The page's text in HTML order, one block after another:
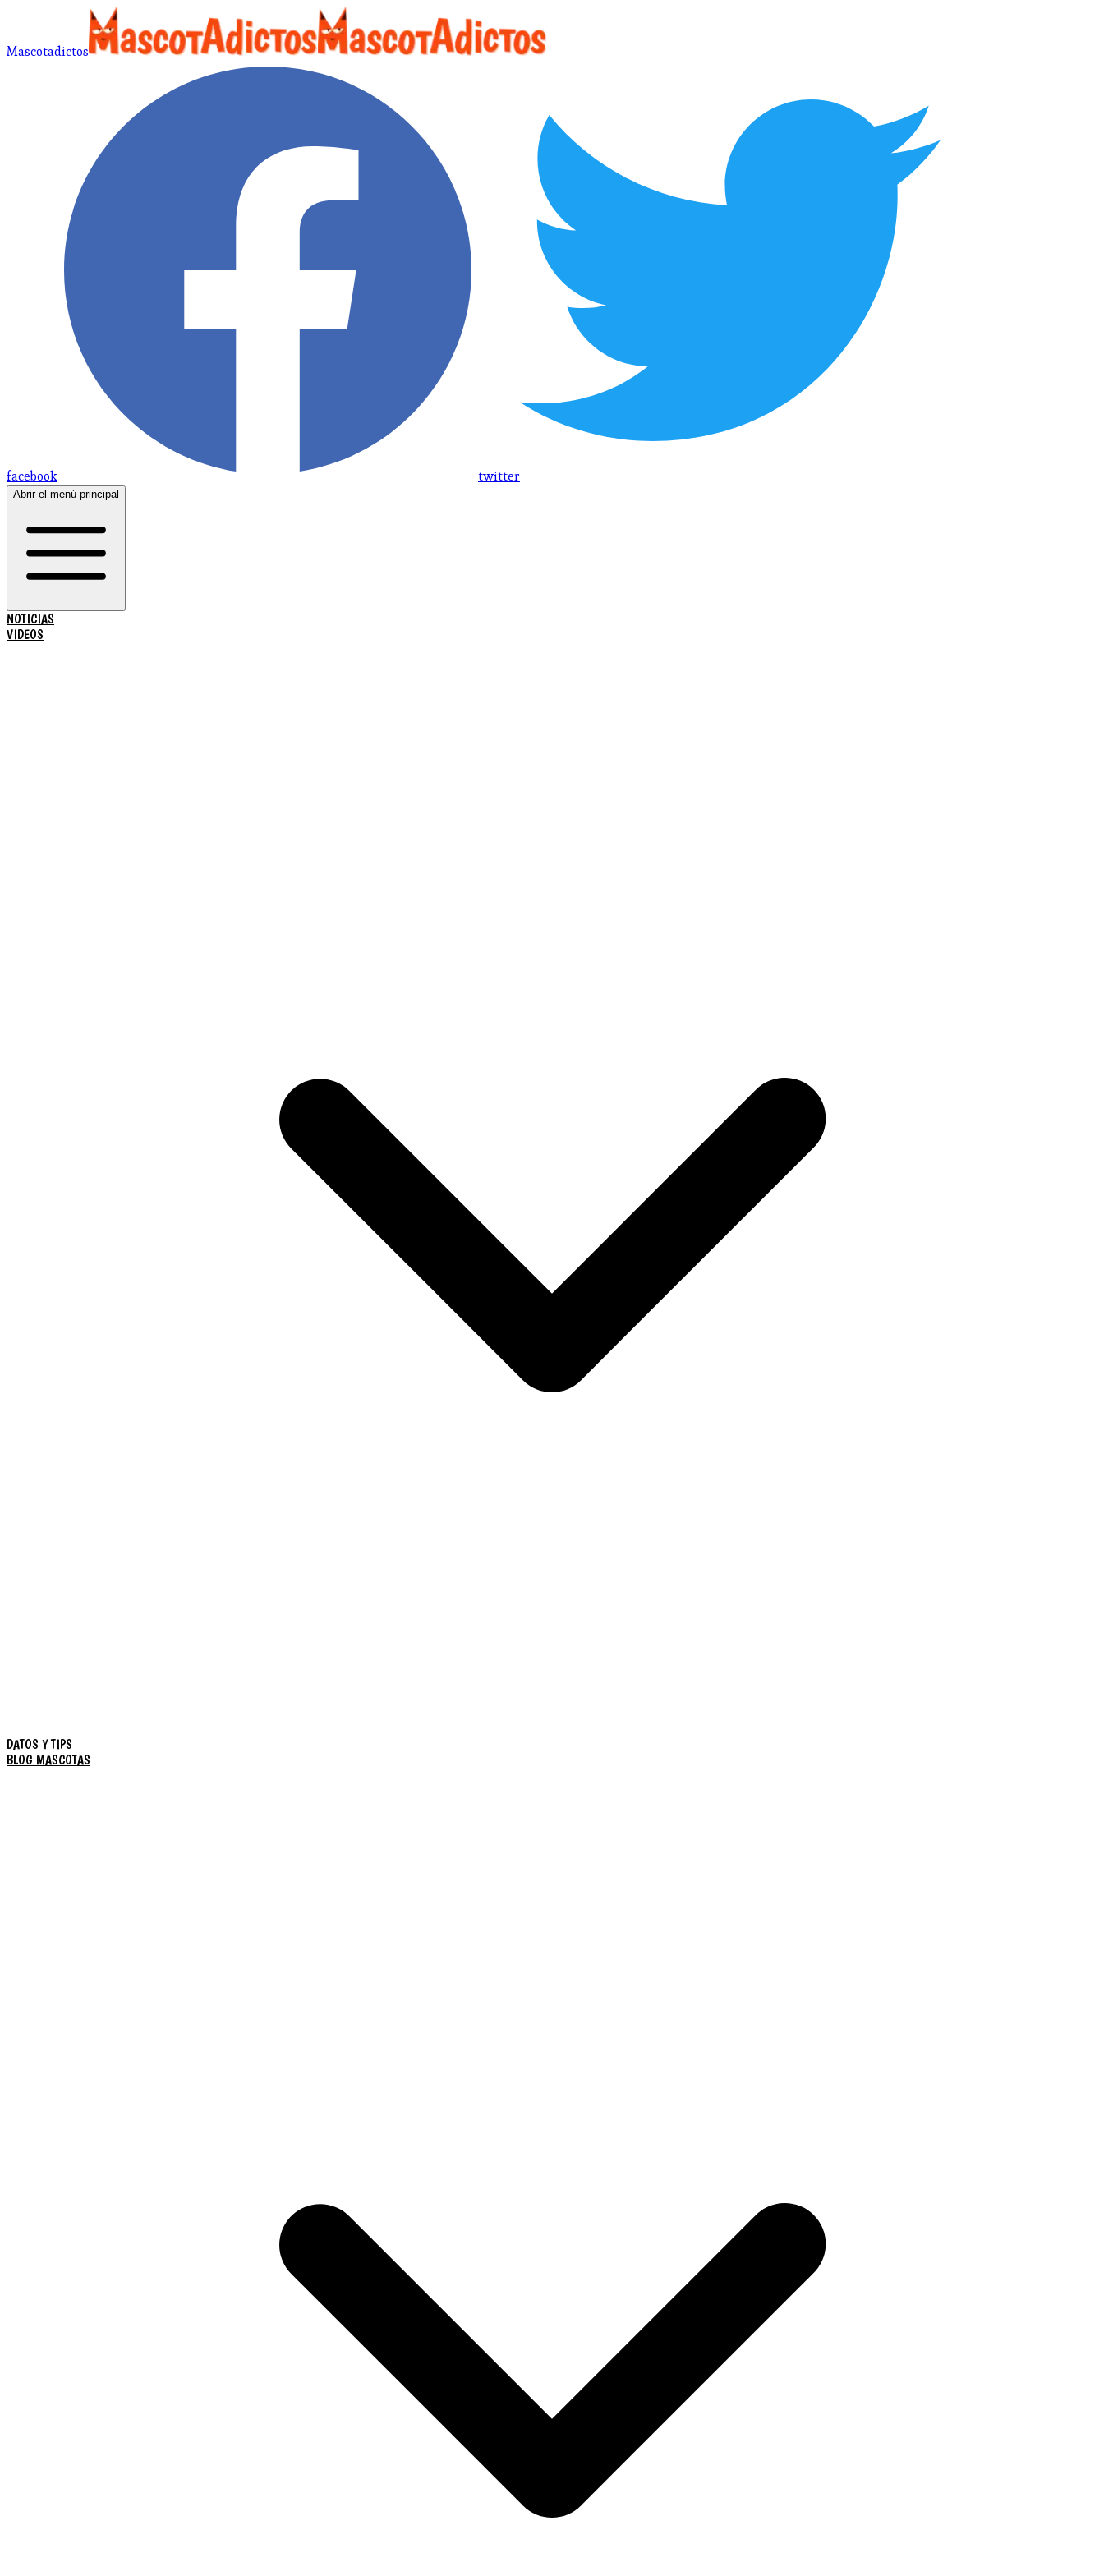
Mascotadictos
facebook twitter
Abrir el menú principal
NOTICIAS
VIDEOS
DATOS Y TIPS
BLOG MASCOTAS